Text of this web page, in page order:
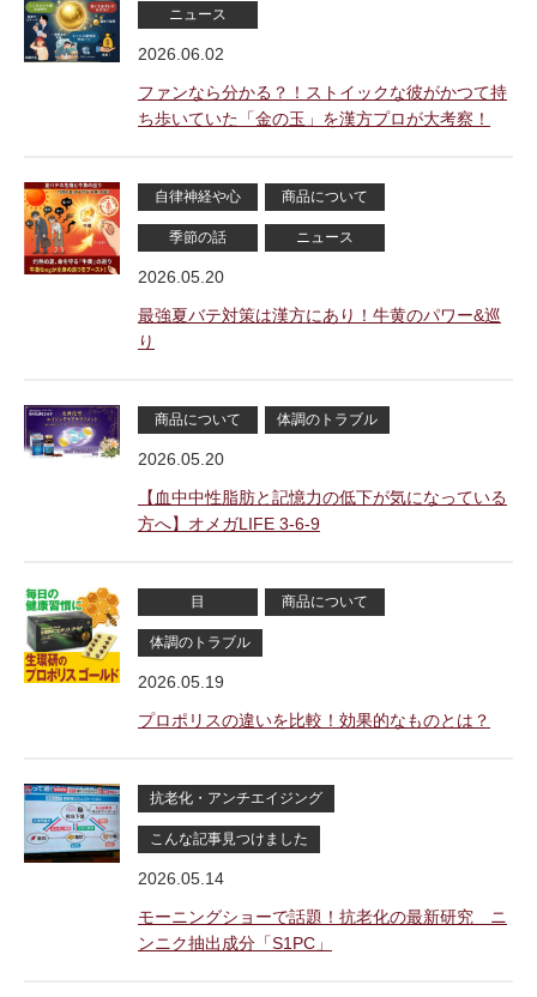
ニュース
2026.06.02
ファンなら分かる？！ストイックな彼がかつて持
ち歩いていた「金の玉」を漢方プロが大考察！
自律神経や心 商品について
季節の話 ニュース
2026.05.20
最強夏バテ対策は漢方にあり！牛黄のパワー&巡
り
商品について 体調のトラブル
2026.05.20
【血中中性脂肪と記憶力の低下が気になっている
方へ】オメガLIFE 3-6-9
目 商品について
体調のトラブル
2026.05.19
プロポリスの違いを比較！効果的なものとは？
抗老化・アンチエイジング
こんな記事見つけました
2026.05.14
モーニングショーで話題！抗老化の最新研究 ニ
ンニク抽出成分「S1PC」